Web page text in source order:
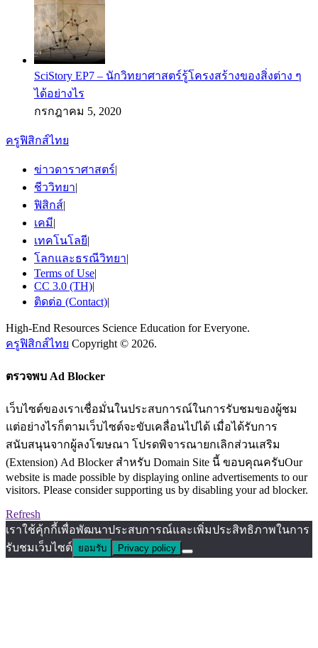
SciStory EP7 – นักวิทยาศาสตร์รู้โครงสร้างของสิ่งต่าง ๆ
ได้อย่างไร
กรกฎาคม 5, 2020
ครูฟิสิกส์ไทย
ข่าวดาราศาสตร์|
ชีววิทยา|
ฟิสิกส์|
เคมี|
เทคโนโลยี|
โลกและธรณีวิทยา|
Terms of Use|
CC 3.0 (TH)|
ติดต่อ (Contact)|
High-End Resources Science Education for Everyone.
ครูฟิสิกส์ไทย Copyright © 2026.
ตรวจพบ Ad Blocker
เว็บไซต์ของเราเชื่อมั่นในประสบการณ์ในการรับชมของผู้ชม
แต่อย่างไรก็ตามเว็บไซต์จะขับเคลื่อนไปได้ เมื่อได้รับการ
สนับสนุนจากผู้ลงโฆษณา โปรดพิจารณายกเลิกส่วนเสริม
(Extension) Ad Blocker สำหรับ Domain Site นี้ ขอบคุณครับOur
website is made possible by displaying online advertisements to our
visitors. Please consider supporting us by disabling your ad blocker.
Refresh
เราใช้คุ้กกี้เพื่อพัฒนาประสบการณ์และเพิ่มประสิทธิภาพในการ
รับชมเว็บไซต์ ยอมรับ Privacy policy